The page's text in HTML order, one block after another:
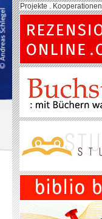
Projekte . Kooperationen